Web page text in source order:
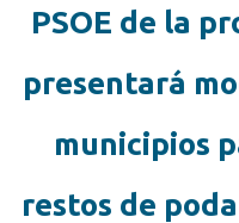
PSOE de la
presentará
municipios
restos de